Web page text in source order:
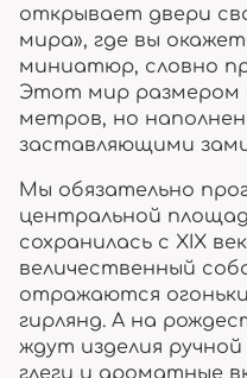
открывает двери
мира», где вы
миниатюр, словно
Этот мир размером
метров, но
заставляющими
Мы обязательно
центральной
сохранилась с XIX
величественный
отражаются
гирлянд. А на
ждут изделия
глеги и ароматные